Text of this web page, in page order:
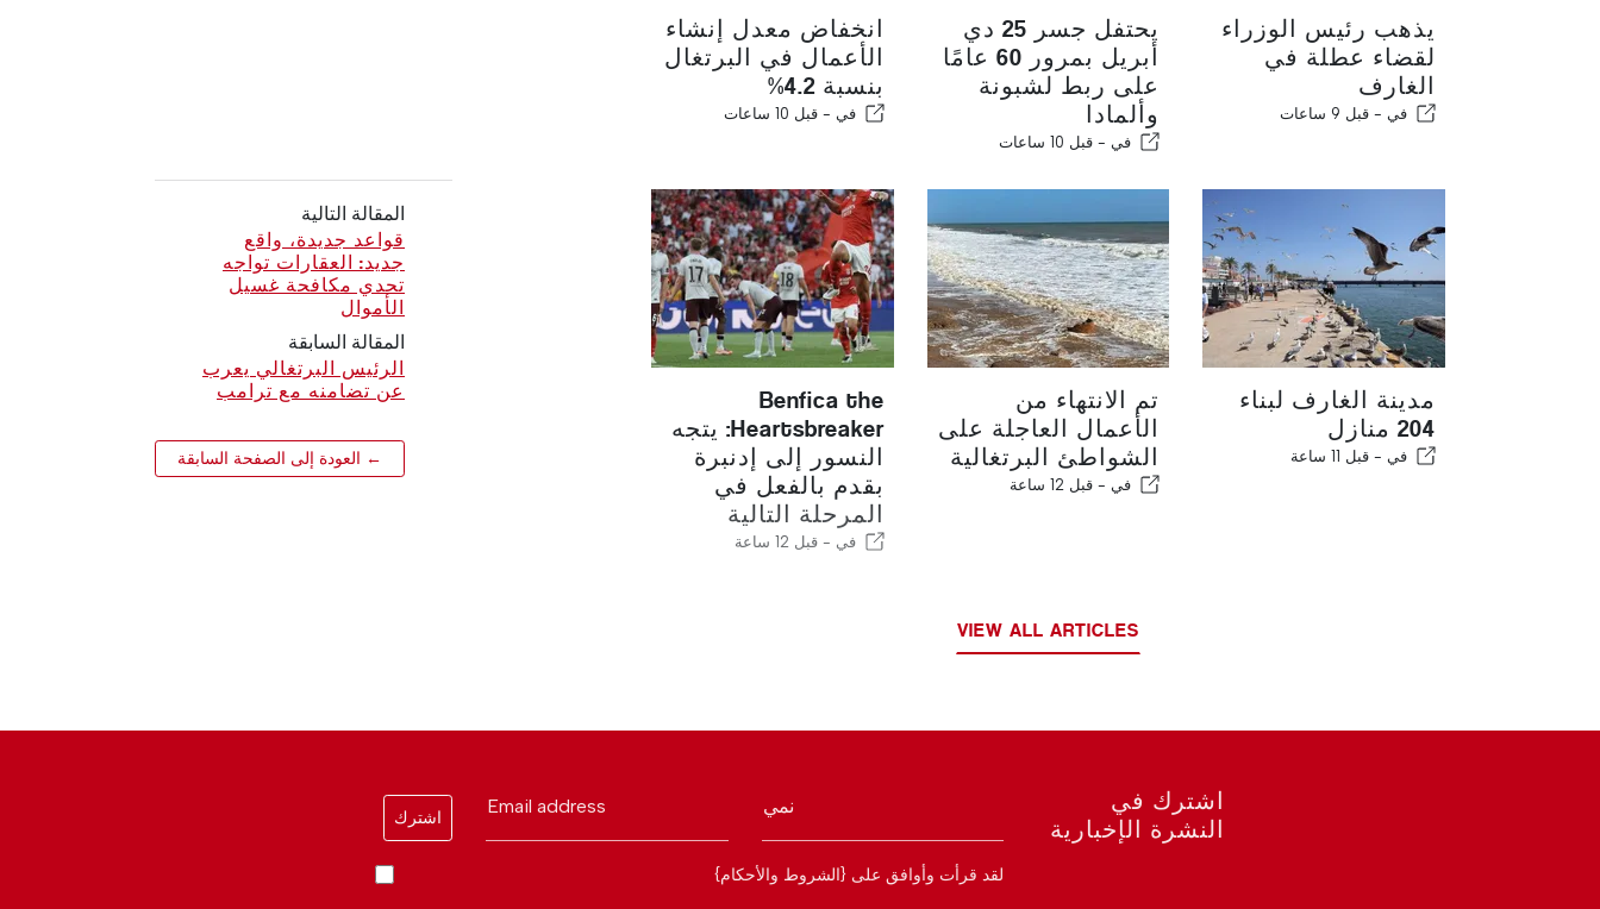
يذهب رئيس الوزراء
لقضاء عطلة في
الغارف
في - قبل 9 ساعات
يحتفل جسر 25 دي
أبريل بمرور 60 عامًا
على ربط لشبونة
وألمادا
في - قبل 10 ساعات
انخفاض معدل إنشاء
الأعمال في البرتغال
بنسبة 4.2%
في -قبل 10 ساعات
مدينة الغارف لبناء
204 منازل
في - قبل 11 ساعة
تم الانتهاء من
الأعمال العاجلة على
الشواطئ البرتغالية
في - قبل 12 ساعة
Benfica the
Heartsbreaker: يتجه
النسور إلى إدنبرة
بقدم بالفعل في
المرحلة التالية
في -قبل 12 ساعة
VIEW ALL ARTICLES
المقالة التالية
قواعد جديدة، واقع
جديد: العقارات تواجه
تحدي مكافحة غسيل
الأموال
المقالة السابقة
الرئيس البرتغالي يعرب
عن تضامنه مع ترامب
← العودة إلى الصفحة السابقة
اشترك في
النشرة الإخبارية
نمي Email address
اشترك
لقد قرأت وأوافق على {الشروط والأحكام}